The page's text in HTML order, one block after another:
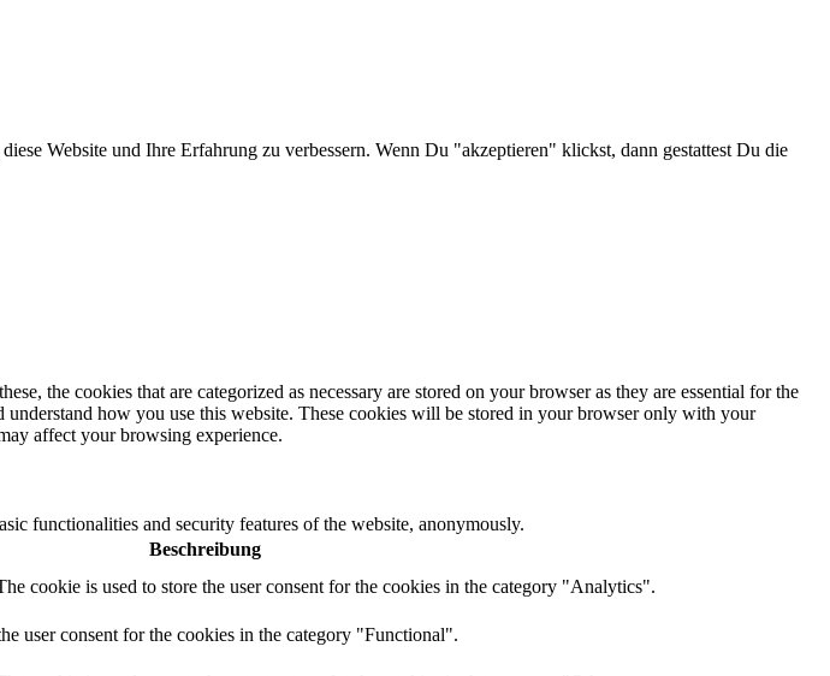
Website und Ihre Erfahrung zu verbessern. Wenn Du "akzeptieren" klickst, dann gestattest Du die
the cookies that are categorized as necessary are stored on your browser as they are essential for the
how you use this website. These cookies will be stored in your browser only with your
affect your browsing experience.
functionalities and security features of the website, anonymously.
Beschreibung
cookie is used to store the user consent for the cookies in the category "Analytics".
user consent for the cookies in the category "Functional".